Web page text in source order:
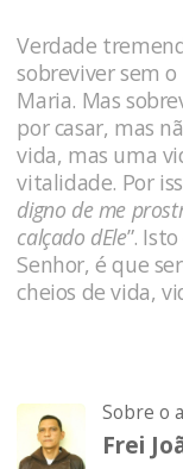
Verdade
sobreviver sem o
Maria. Mas
por casar, mas
vida, mas uma
vitalidade. Por
digno de me
calçado dEle”.
Senhor, é que
cheios de vida,
Sobre o
Frei